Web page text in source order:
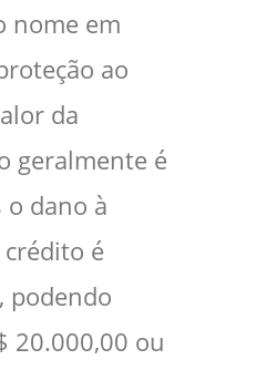
nome em
ao
da
geralmente é
o dano à
é
podendo
20.000,00 ou